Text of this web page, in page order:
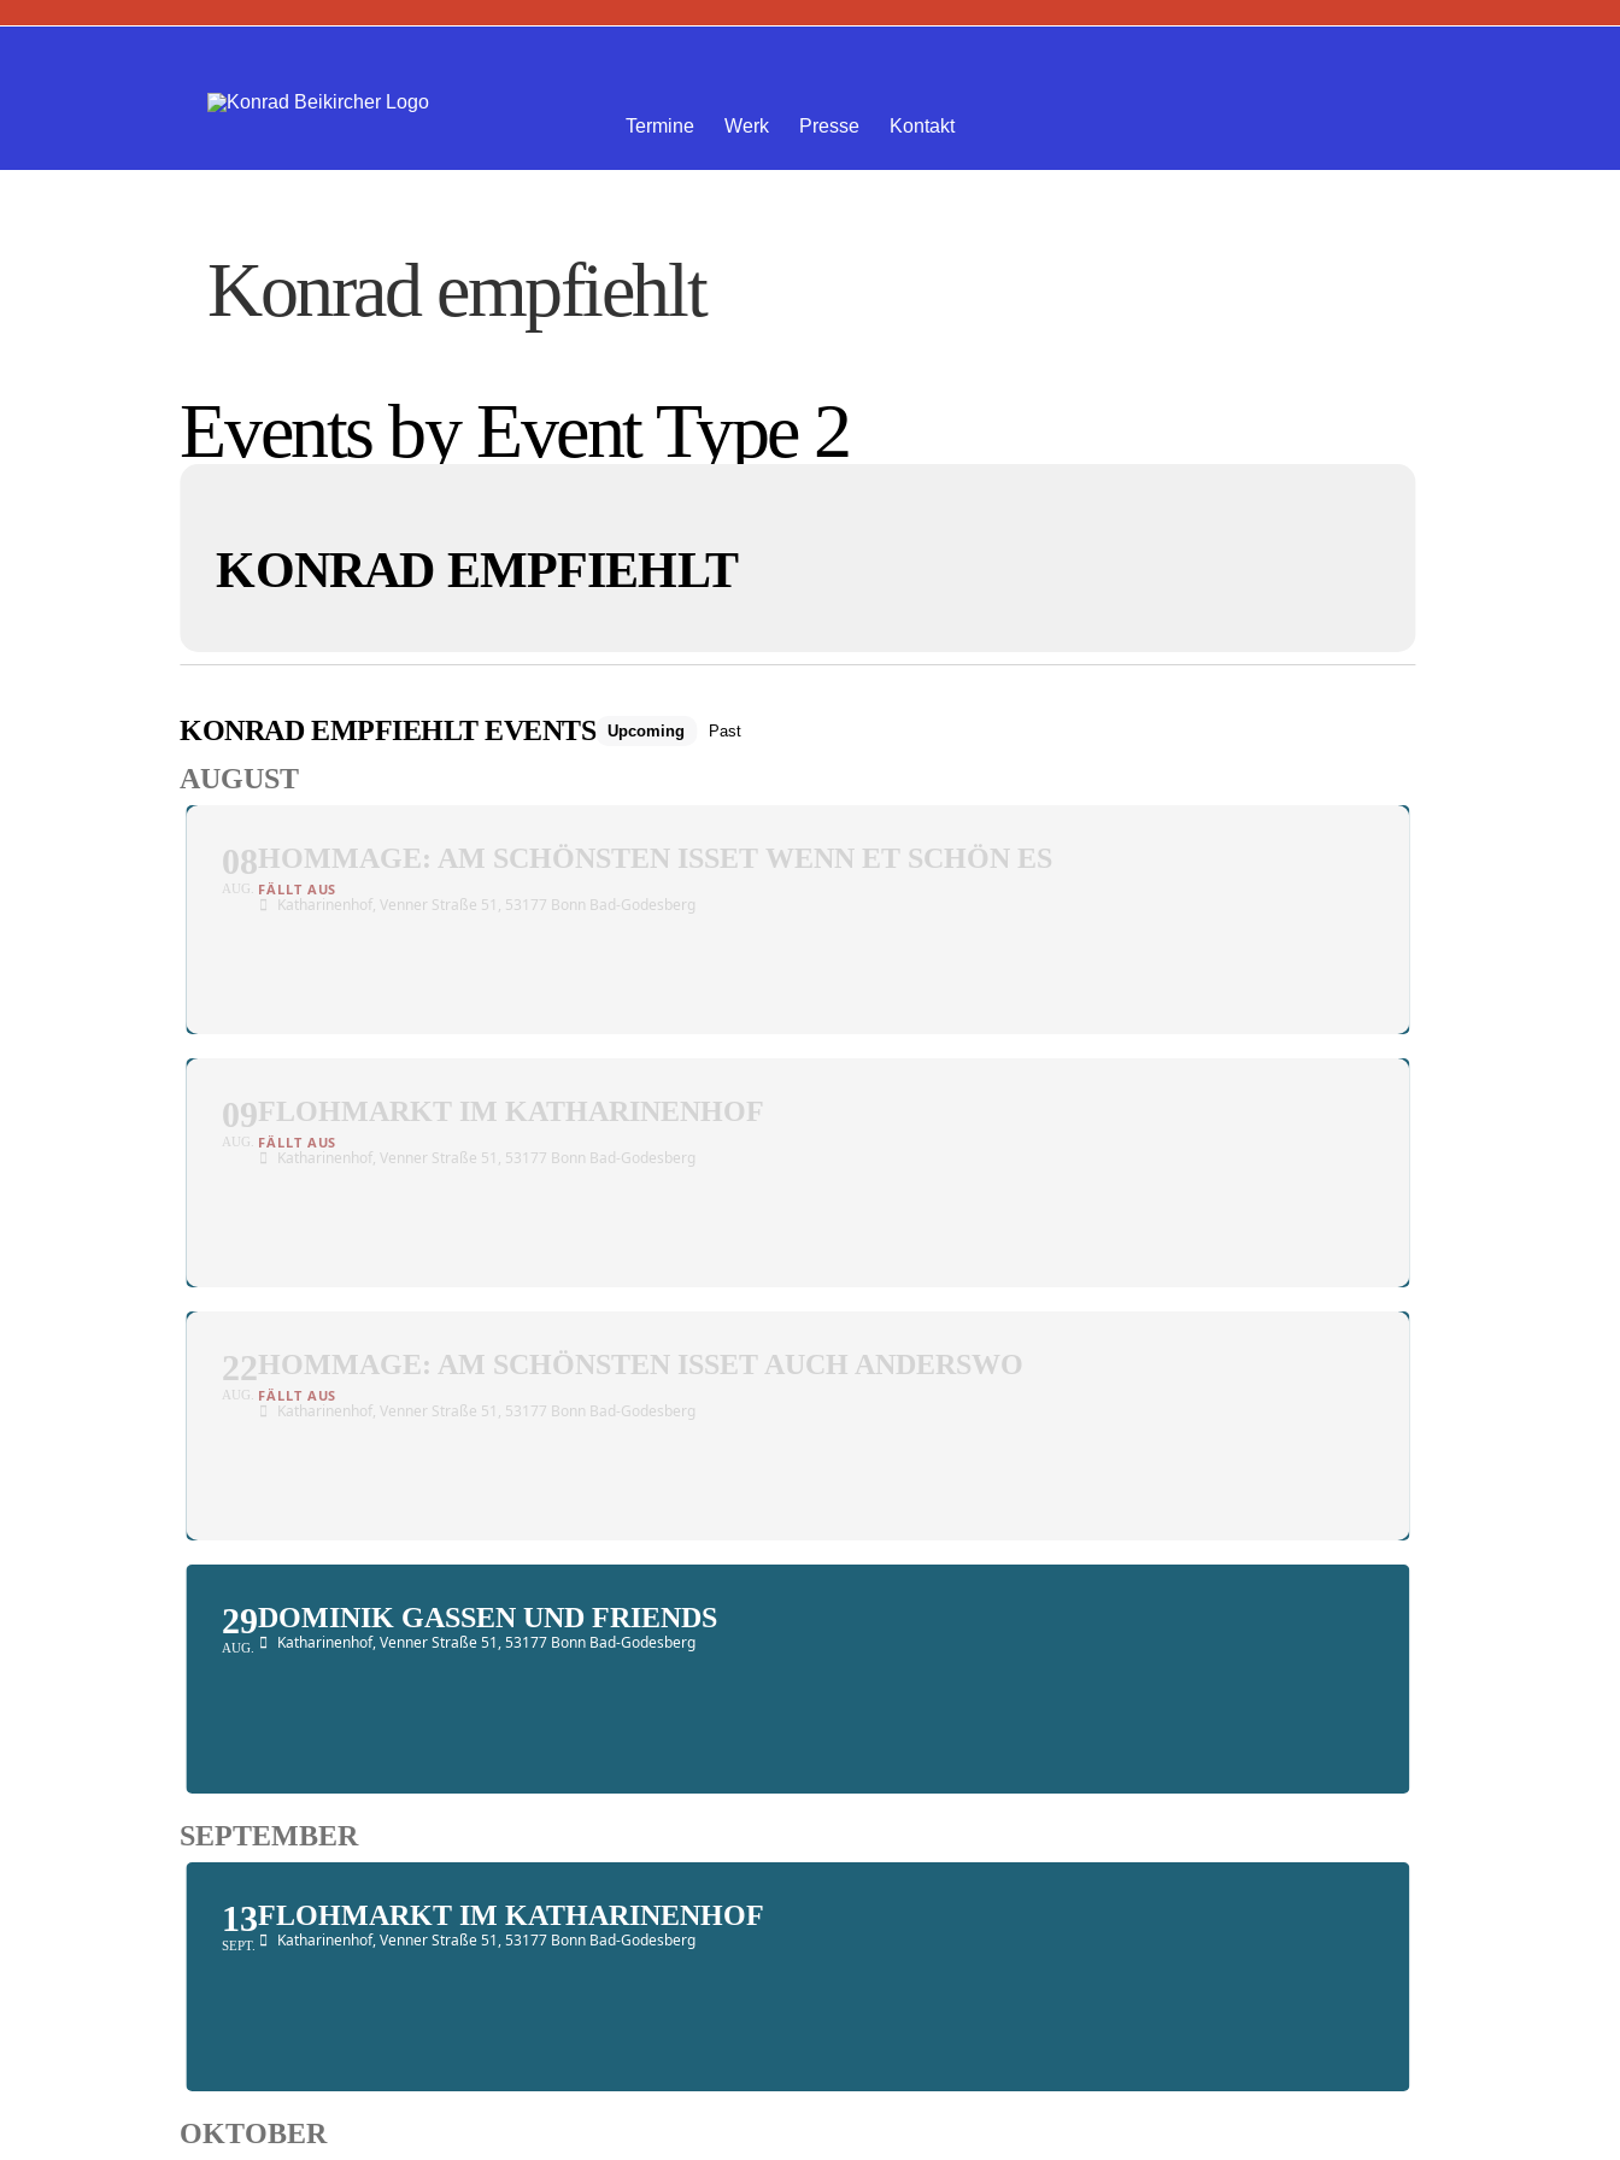
Termine
Werk Presse Kontakt
Konrad empfiehlt
Events by Event Type 2
KONRAD EMPFIEHLT
KONRAD EMPFIEHLT EVENTS Upcoming Past
AUGUST
08
AUG.
HOMMAGE: AM SCHÖNSTEN ISSET WENN ET SCHÖN ES
Katharinenhof, Venner Straße 51, 53177 Bonn Bad-Godesberg
09
AUG.
FLOHMARKT IM KATHARINENHOF
Katharinenhof, Venner Straße 51, 53177 Bonn Bad-Godesberg
22
AUG.
HOMMAGE: AM SCHÖNSTEN ISSET AUCH ANDERSWO
Katharinenhof, Venner Straße 51, 53177 Bonn Bad-Godesberg
29
AUG.
DOMINIK GASSEN UND FRIENDS
Katharinenhof, Venner Straße 51, 53177 Bonn Bad-Godesberg
SEPTEMBER
13
SEPT.
FLOHMARKT IM KATHARINENHOF
Katharinenhof, Venner Straße 51, 53177 Bonn Bad-Godesberg
OKTOBER